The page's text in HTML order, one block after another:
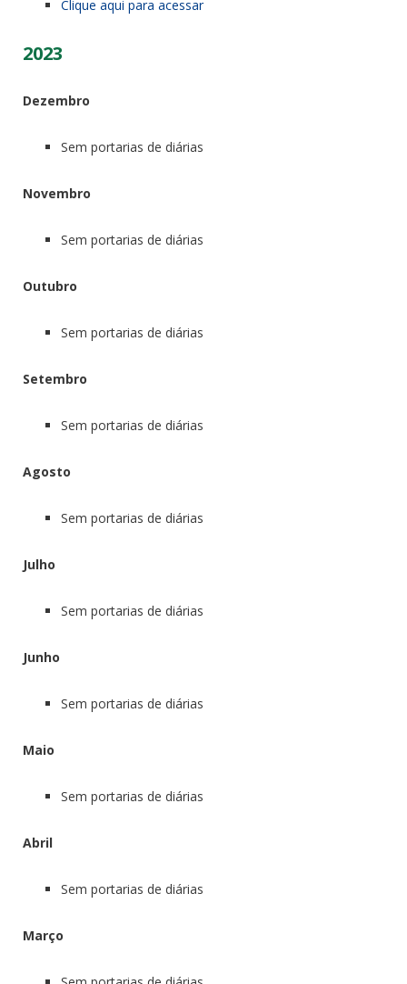
Clique aqui para acessar
2023
Dezembro
Sem portarias de diárias
Novembro
Sem portarias de diárias
Outubro
Sem portarias de diárias
Setembro
Sem portarias de diárias
Agosto
Sem portarias de diárias
Julho
Sem portarias de diárias
Junho
Sem portarias de diárias
Maio
Sem portarias de diárias
Abril
Sem portarias de diárias
Março